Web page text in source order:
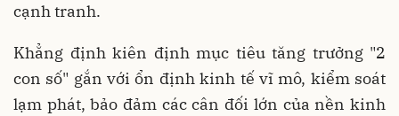
cạnh tranh.
Khẳng định kiên định mục tiêu tăng trưởng "2
con số" gắn với ổn định kinh tế vĩ mô, kiểm soát
lạm phát, bảo đảm các cân đối lớn của nền kinh